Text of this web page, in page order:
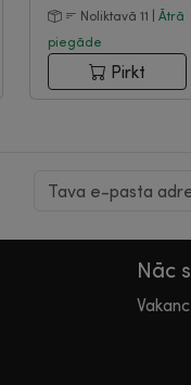
Noliktavā 11 | Ātrā
piegāde
Pirkt
Nāc